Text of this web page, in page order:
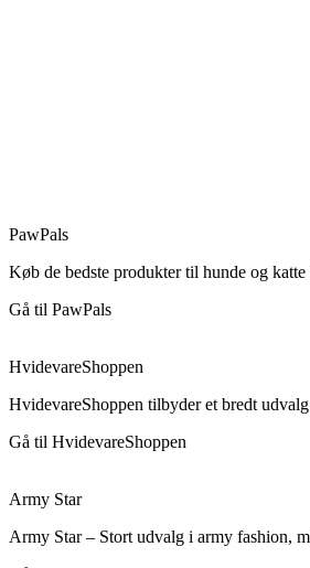
PawPals
Køb de bedste produkter til hunde og
Gå til PawPals
HvidevareShoppen
HvidevareShoppen tilbyder et bredt
Gå til HvidevareShoppen
Army Star
Army Star – Stort udvalg i army fashion,